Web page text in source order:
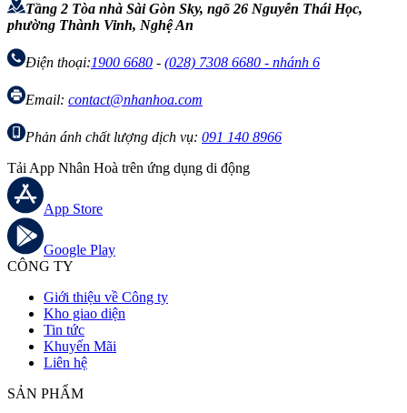
Tầng 2 Tòa nhà Sài Gòn Sky, ngõ 26 Nguyễn Thái Học,
phường Thành Vinh, Nghệ An
Điện thoại:1900 6680 - (028) 7308 6680 - nhánh 6
Email: contact@nhanhoa.com
Phản ánh chất lượng dịch vụ: 091 140 8966
Tải App Nhân Hoà trên ứng dụng di động
App Store
Google Play
CÔNG TY
Giới thiệu về Công ty
Kho giao diện
Tin tức
Khuyến Mãi
Liên hệ
SẢN PHẨM